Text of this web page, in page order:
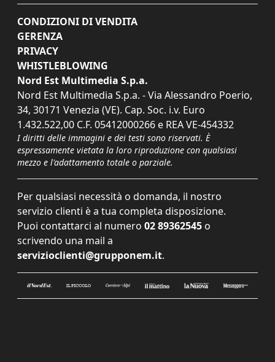
CONDIZIONI DI VENDITA
GERENZA
PRIVACY
WHISTLEBLOWING
Nord Est Multimedia S.p.a.
Nord Est Multimedia S.p.a. - Via Alessandro Poerio,
34, 30171 Venezia (VE). Cap. Soc. i.v. Euro
1.432.522,00 C.F. 05412000266 e REA VE-454332
I diritti delle immagini e dei testi sono riservati. È
espressamente vietata la loro riproduzione con qualsiasi
mezzo e l'adattamento totale o parziale.
Per qualsiasi necessità o domanda, il nostro
servizio clienti è a tua completa disposizione.
Puoi contattarci al numero 02 89362545 o
scrivendo una mail a
servizioclienti@grupponem.it.